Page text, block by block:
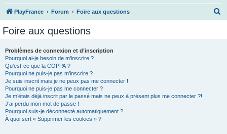
PlayFrance Forum Foire aux questions
Foire aux questions
Problèmes de connexion et d’inscription
Pourquoi ai-je besoin de m’inscrire ?
Qu’est-ce que la COPPA ?
Pourquoi ne puis-je pas m’inscrire ?
Je suis inscrit mais je ne peux pas me connecter !
Pourquoi ne puis-je pas me connecter ?
Je m’étais déjà inscrit par le passé mais ne peux à présent plus me connecter ?!
J’ai perdu mon mot de passe !
Pourquoi suis-je déconnecté automatiquement ?
À quoi sert « Supprimer les cookies » ?